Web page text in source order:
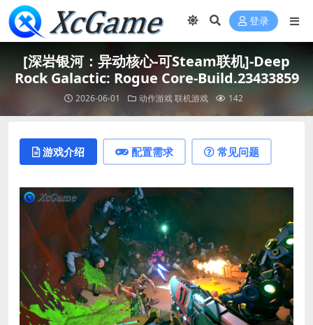
登录
[深岩银河：异动核心-可Steam联机]-Deep
Rock Galactic: Rogue Core-Build.23433859
2026-06-01 动作游戏联机游戏 142
游戏介绍 配置需求 常见问题